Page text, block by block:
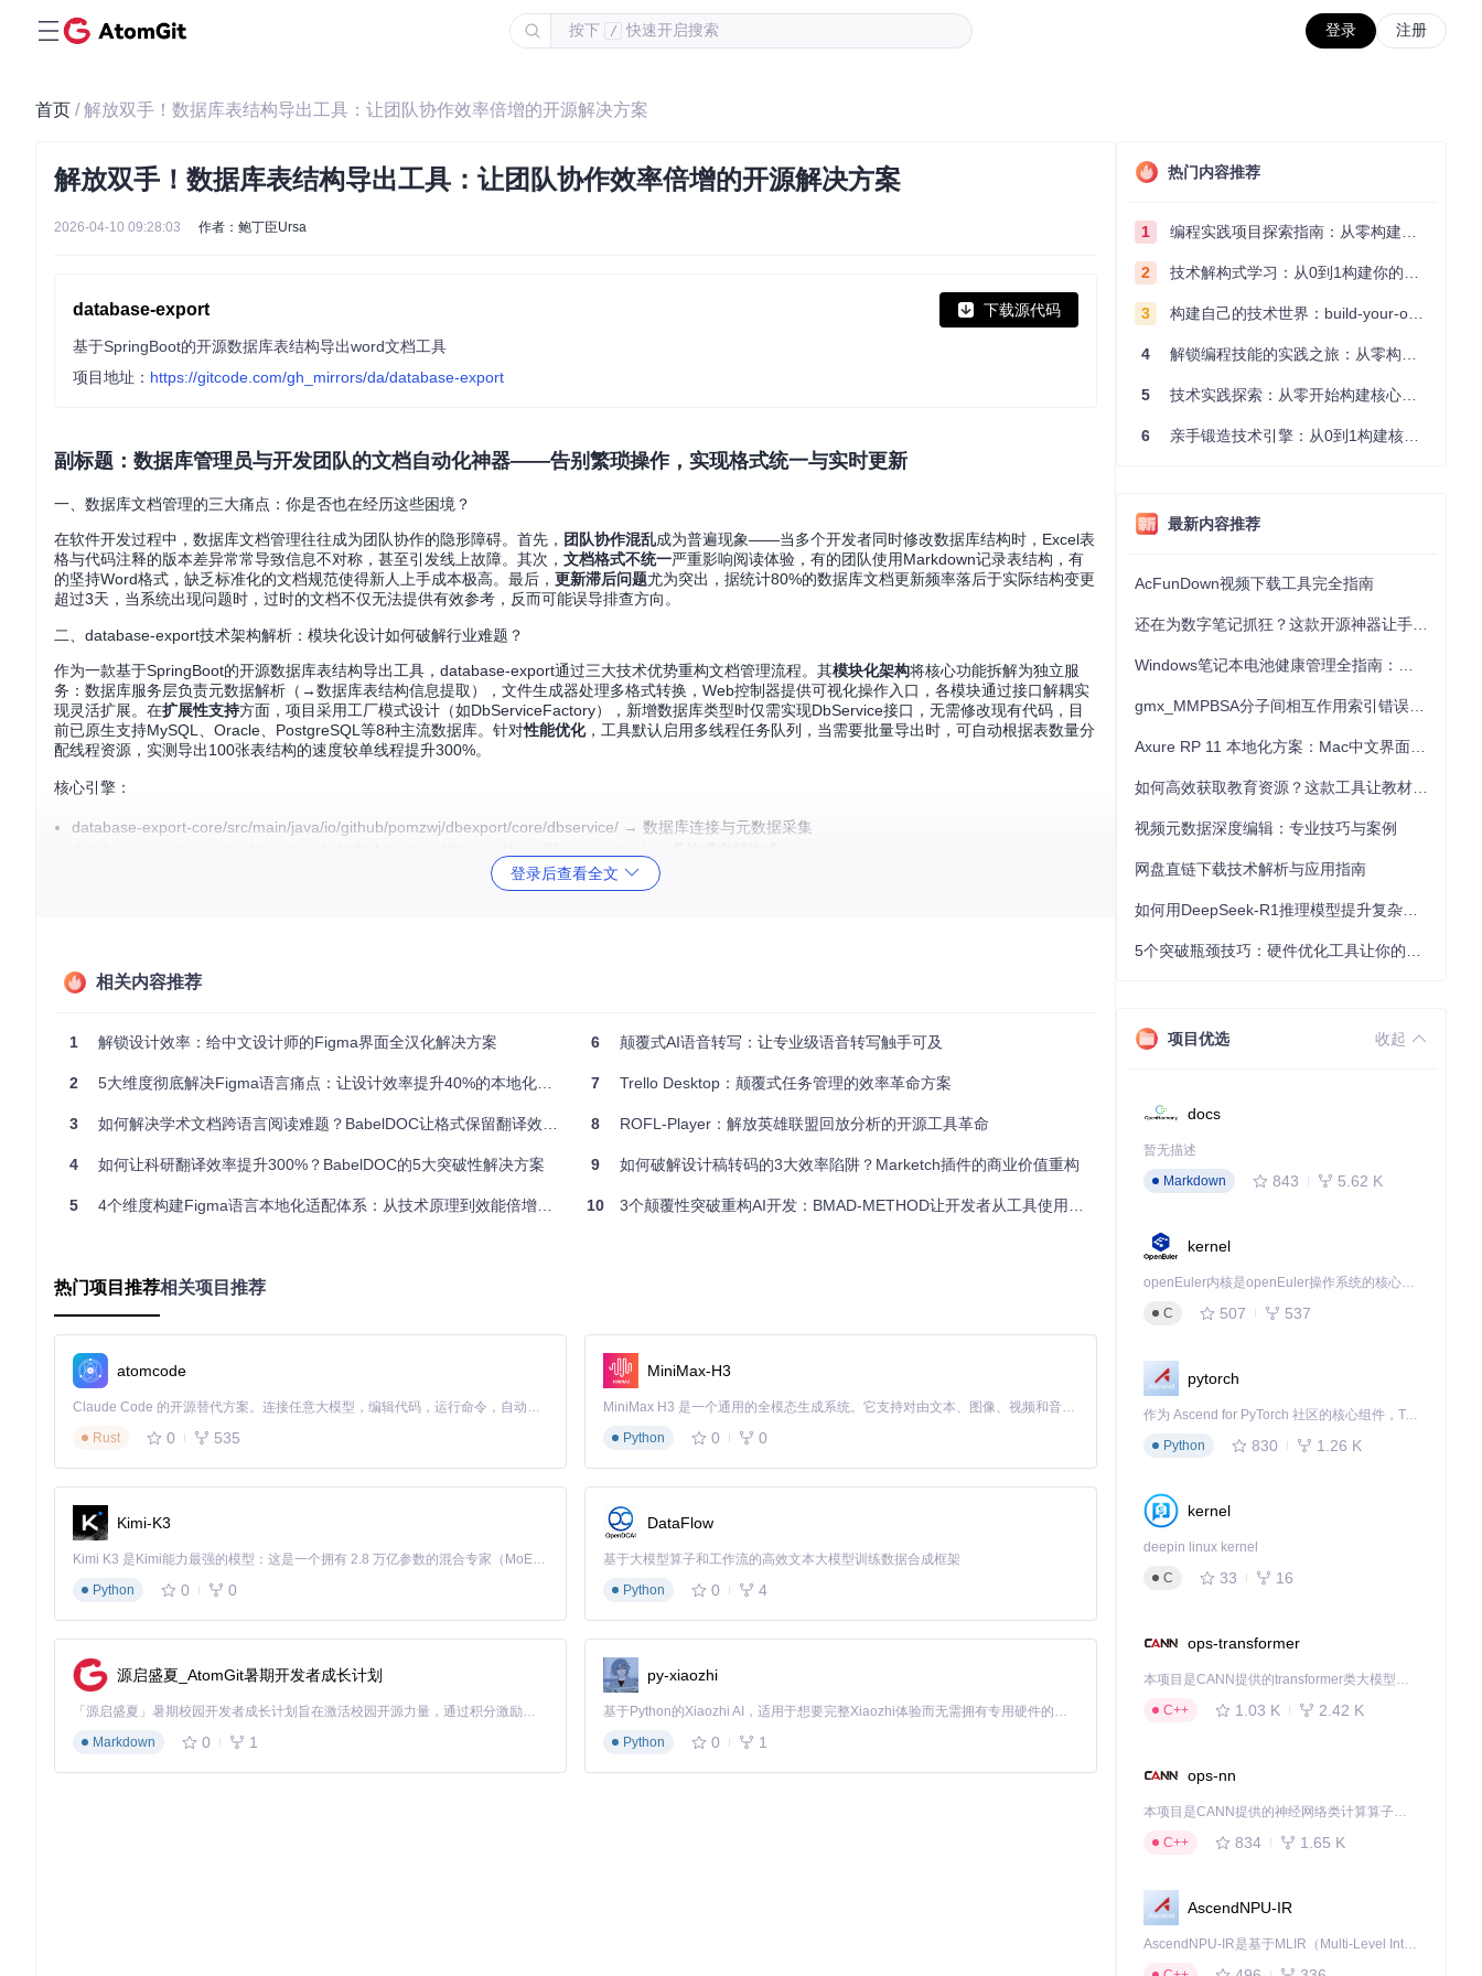
按下 / 快速开启搜索 登录 注册
首页 / 解放双手！数据库表结构导出工具：让团队协作效率倍增的开源解决方案
解放双手！数据库表结构导出工具：让团队协作效率倍增的开源解决方案
2026-04-10 09:28:03 作者：鲍丁臣Ursa
database-export 下载源代码
基于SpringBoot的开源数据库表结构导出word文档工具
项目地址： https://gitcode.com/gh_mirrors/da/database-export
副标题：数据库管理员与开发团队的文档自动化神器——告别繁琐操作，实现格式统一与实时更新
一、数据库文档管理的三大痛点：你是否也在经历这些困境？
在软件开发过程中，数据库文档管理往往成为团队协作的隐形障碍。首先， 团队协作混乱成为普遍现象——当多个开发者同时修改数据库结构时，Excel表
格与代码注释的版本差异常常导致信息不对称，甚至引发线上故障。其次， 文档格式不统一严重影响阅读体验，有的团队使用Markdown记录表结构，有
的坚持Word格式，缺乏标准化的文档规范使得新人上手成本极高。最后， 更新滞后问题尤为突出，据统计80%的数据库文档更新频率落后于实际结构变更
超过3天，当系统出现问题时，过时的文档不仅无法提供有效参考，反而可能误导排查方向。
二、database-export技术架构解析：模块化设计如何破解行业难题？
作为一款基于SpringBoot的开源数据库表结构导出工具，database-export通过三大技术优势重构文档管理流程。其模块化架构将核心功能拆解为独立服
务：数据库服务层负责元数据解析（→数据库表结构信息提取），文件生成器处理多格式转换，Web控制器提供可视化操作入口，各模块通过接口解耦实
现灵活扩展。在扩展性支持方面，项目采用工厂模式设计（如DbServiceFactory），新增数据库类型时仅需实现DbService接口，无需修改现有代码，目
前已原生支持MySQL、Oracle、PostgreSQL等8种主流数据库。针对性能优化，工具默认启用多线程任务队列，当需要批量导出时，可自动根据表数量分
配线程资源，实测导出100张表结构的速度较单线程提升300%。
核心引擎：
database-export-core/src/main/java/io/github/pomzwj/dbexport/core/dbservice/ → 数据库连接与元数据采集
database-export-web/src/main/java/io/github/pomzwj/dbexport/web/controller/ → Web交互与任务调度
使用database-export后，团队文档管理效率实现质的飞跃。在
图3）可实现文档秒级共享，避免文件传输带来的版本混乱。
四、开源数据库文档生成实践：5分钟快速上手指南
1. 环境准备
# 克隆项目仓库
# 编译打包（跳过测试以加速构建）
# 运行Web应用
3. 多格式数据字典导出
在Web界面配置数据库连接后，通过"导出类型"选择Word/Markdown/PDF/HTML格式，勾选需导出的表结构，点击"生成"按钮即可完成文档创建。工具支
持自定义列名显示（如是否包含主键、默认值），满足不同场景的文档需求。
五、结语：重新定义数据库文档管理流程
型团队的快速部署，还是大型企业的定制化扩展，其模块化设计与性能优化都能提供稳定可靠的支持。现在就加入开源社区，体验数据库文档管理的效率
革命，让团队专注于更有价值的核心开发工作。
基于SpringBoot的开源数据库表结构导出word文档工具
项目地址：https://gitcode.com/gh_mirrors/da/database-export
登录后查看全文
相关内容推荐
1 解锁设计效率：给中文设计师的Figma界面全汉化解决方案
2 5大维度彻底解决Figma语言痛点：让设计效率提升40%的本地化方案
3 如何解决学术文档跨语言阅读难题？BabelDOC让格式保留翻译效率提升5倍
4 如何让科研翻译效率提升300%？BabelDOC的5大突破性解决方案
5 4个维度构建Figma语言本地化适配体系：从技术原理到效能倍增实践
6 颠覆式AI语音转写：让专业级语音转写触手可及
7 Trello Desktop：颠覆式任务管理的效率革命方案
8 ROFL-Player：解放英雄联盟回放分析的开源工具革命
9 如何破解设计稿转码的3大效率陷阱？Marketch插件的商业价值重构
10 3个颠覆性突破重构AI开发：BMAD-METHOD让开发者从工具使用者升级为团队指挥家
热门项目推荐相关项目推荐
atomcode
Claude Code 的开源替代方案。连接任意大模型，编辑代码，运行命令，自动验证 — 全自动执行。用 Rust 构建，极致性能。 ｜ An open-source alternative to Claude Code. Connect any LLM, edit code, run commands, and verify changes — autonomously. Built in Rust for speed. Get Started
Rust
0 535
MiniMax-H3
MiniMax H3 是一个通用的全模态生成系统。它支持对由文本、图像、视频和音频组成的多模态上下文进行统一理解，并能生成分辨率高达 2K、时长可达 15 秒的带原生立体声音频的视频。得益于面向任务泛化的系统设计，H3 在预训练阶段就已具备广泛的多模态上下文理解与生成能力，能够出色地执行复杂的多模态指令。
Python
0 0
Kimi-K3
Kimi K3 是Kimi能力最强的模型：这是一个拥有 2.8 万亿参数的混合专家（MoE）模型，具备原生视觉理解能力，并支持 100 万 token 的上下文窗口。
Python
0 0
DataFlow
基于大模型算子和工作流的高效文本大模型训练数据合成框架
Python
0 4
源启盛夏_AtomGit暑期开发者成长计划
「源启盛夏」暑期校园开发者成长计划旨在激活校园开源力量，通过积分激励、认证扶持、资源倾斜等形式，引导高校组织和开发者完成「入驻 — 建项目 — 做贡献 — 获认证 — 得资源」的完整闭环。无论你是想带领社团入驻平台的组织者，还是希望用代码贡献证明自己的开发者，都能在这里找到属于你的成长路径。
Markdown
0 1
py-xiaozhi
基于Python的Xiaozhi AI，适用于想要完整Xiaozhi体验而无需拥有专用硬件的用户。
Python
0 1
热门内容推荐
1 编程实践项目探索指南：从零构建技术能力体系
2 技术解构式学习：从0到1构建你的编程知识体系
3 构建自己的技术世界：build-your-own-x项目的实践探索指南
4 解锁编程技能的实践之旅：从零构建你的技术世界
5 技术实践探索：从零开始构建核心系统的实践指南
6 亲手锻造技术引擎：从0到1构建核心系统的实践指南
最新内容推荐
AcFunDown视频下载工具完全指南
视频元数据深度编辑：专业技巧与案例
网盘直链下载技术解析与应用指南
项目优选 收起
docs
暂无描述
Markdown
843 5.62 K
kernel
openEuler内核是openEuler操作系统的核心，既是系统性能与稳定性的基石，也是连接处理器、设备与服务的桥梁。
C
507 537
pytorch
作为 Ascend for PyTorch 社区的核心组件，TorchNPU 是昇腾专为 PyTorch 打造的深度学习适配插件，使 PyTorch 框架能够直接调用昇腾 NPU，为开发者提供昇腾 AI 处理器的超强算力。
Python
830 1.26 K
kernel
deepin linux kernel
C
33 16
ops-transformer
本项目是CANN提供的transformer类大模型算子库，实现网络在NPU上加速计算。
C++
1.03 K 2.42 K
ops-nn
本项目是CANN提供的神经网络类计算算子库，实现网络在NPU上加速计算。
C++
834 1.65 K
AscendNPU-IR
AscendNPU-IR是基于MLIR（Multi-Level Intermediate Representation）构建的，面向昇腾亲和算子编译时使用的中间表示，提供昇腾完备表达能力，通过编译优化提升昇腾AI处理器计算效率，支持通过生态框架使能昇腾AI处理器与深度调优